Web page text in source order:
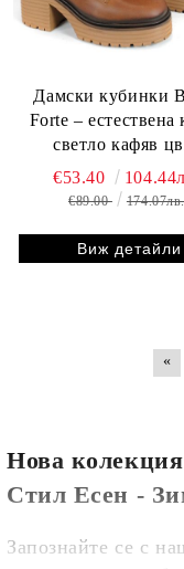
Дамски кубинки
Forte – естествена
светло кафяв
€53.40
€89.00 174.07лв.
Виж детайли
«
Нова
Стил Есен -
Запознайте се с